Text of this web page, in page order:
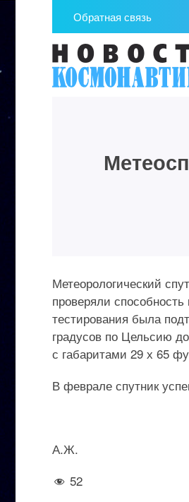
Обратная связь
Метеорологический
проверяли
тестирования была
градусов по Цельсию
с габаритами 29 х 65
В феврале спутник
А.Ж.
52